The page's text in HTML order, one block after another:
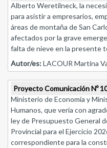
Alberto Weretilneck, la
para asistir a empresarios,
áreas de montaña de San
afectados por la grave
falta de nieve en la presente
Autor/es:LACOUR Martina
Proyecto Comunicación Nº
Ministerio de Economía y
Humanos, que vería con
ley de Presupuesto General
Provincial para el Ejercicio
correspondiente para la